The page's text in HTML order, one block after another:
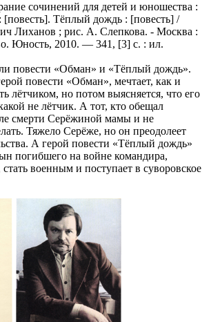
сочинений для детей и юношества :
Тёплый дождь : [повесть] /
Лиханов ; рис. А. Слепкова. - Москва :
Юность, 2010. — 341, [3] с. : ил.
повести «Обман» и «Тёплый дождь».
повести «Обман», мечтает, как и
лётчиком, но потом выясняется, что его
не лётчик. А тот, кто обещал
смерти Серёжиной мамы и не
Тяжело Серёже, но он преодолеет
А герой повести «Тёплый дождь»
погибшего на войне командира,
стать военным и поступает в суворовское